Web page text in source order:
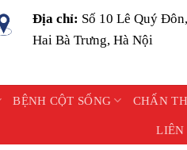
Địa chỉ: Số 10 Lê Quý Đôn,
Hai Bà Trưng, Hà Nội
BỆNH CỘT SỐNG CHẤN
LIÊN